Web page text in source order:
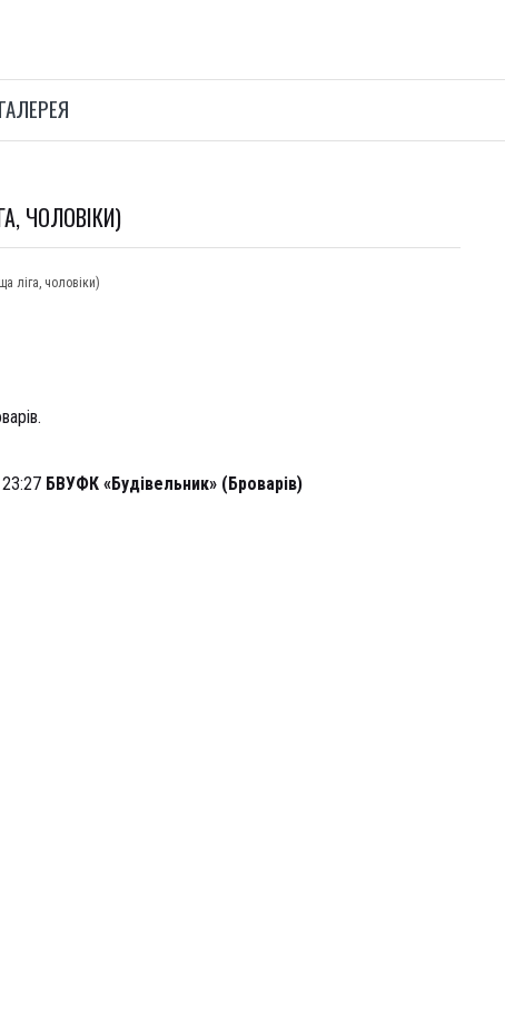
ГАЛЕРЕЯ
ЧОЛОВІКИ)
ліга, чоловіки)
БВУФК «Будівельник» (Броварів)